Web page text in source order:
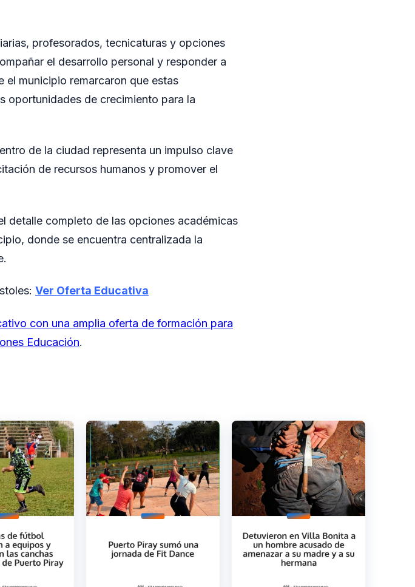
profesorados, tecnicaturas y opciones
el desarrollo personal y responder a
el municipio remarcaron que estas
oportunidades de crecimiento para la
de la ciudad representa un impulso clave
de recursos humanos y promover el
detalle completo de las opciones académicas
donde se encuentra centralizada la
Ver Oferta Educativa
con una amplia oferta de formación para
Educación.